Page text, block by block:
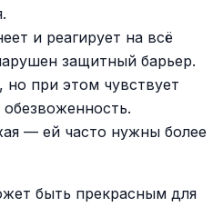
и реагирует на всё
защитный барьер.
при этом чувствует
— ей часто нужны более
быть прекрасным для